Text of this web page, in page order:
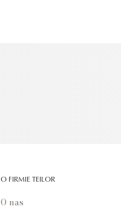
O FIRMIE TEILOR
O nas